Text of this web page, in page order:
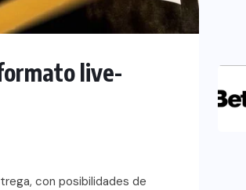
live-
con posibilidades de